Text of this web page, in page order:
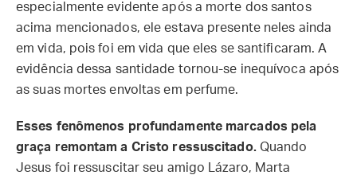
especialmente evidente após a morte dos santos
acima mencionados, ele estava presente neles ainda
em vida, pois foi em vida que eles se santificaram. A
evidência dessa santidade tornou-se inequívoca após
as suas mortes envoltas em perfume.
Esses fenômenos profundamente marcados pela
graça remontam a Cristo ressuscitado.Quando
Jesus foi ressuscitar seu amigo Lázaro, Marta